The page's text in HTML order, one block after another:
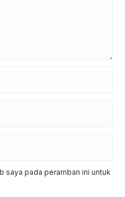
saya pada peramban ini untuk